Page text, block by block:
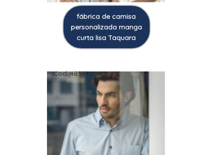
fábrica de camisa
personalizada manga
curta lisa Taquara
Cod.:48397